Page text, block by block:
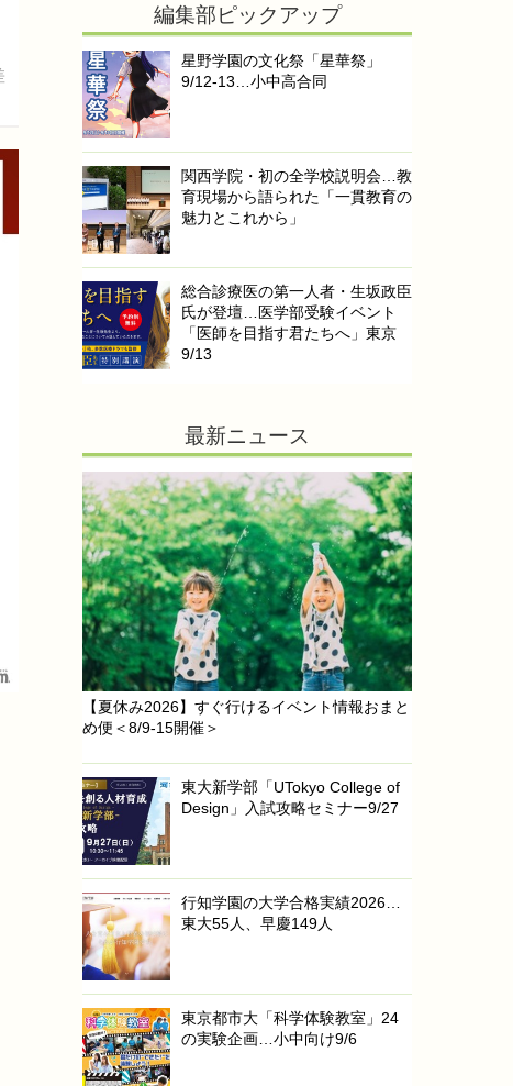
編集部ピックアップ
星野学園の文化祭「星華祭」
9/12-13…小中高合同
関西学院・初の全学校説明会…教
育現場から語られた「一貫教育の
魅力とこれから」
総合診療医の第一人者・生坂政臣
氏が登壇…医学部受験イベント
「医師を目指す君たちへ」東京
9/13
最新ニュース
【夏休み2026】すぐ行けるイベント情報おまと
め便＜8/9-15開催＞
東大新学部「UTokyo College of
Design」入試攻略セミナー9/27
行知学園の大学合格実績2026…
東大55人、早慶149人
東京都市大「科学体験教室」24
の実験企画…小中向け9/6